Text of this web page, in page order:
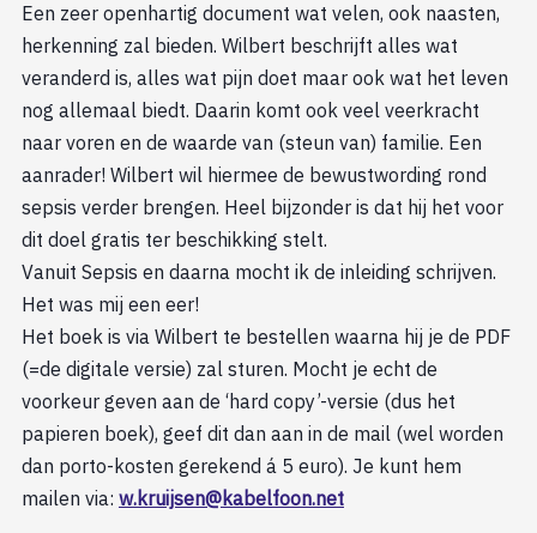
Een zeer openhartig document wat velen, ook naasten,
herkenning zal bieden. Wilbert beschrijft alles wat
veranderd is, alles wat pijn doet maar ook wat het leven
nog allemaal biedt. Daarin komt ook veel veerkracht
naar voren en de waarde van (steun van) familie. Een
aanrader! Wilbert wil hiermee de bewustwording rond
sepsis verder brengen. Heel bijzonder is dat hij het voor
dit doel gratis ter beschikking stelt.
Vanuit Sepsis en daarna mocht ik de inleiding schrijven.
Het was mij een eer!
Het boek is via Wilbert te bestellen waarna hij je de PDF
(=de digitale versie) zal sturen. Mocht je echt de
voorkeur geven aan de ‘hard copy’-versie (dus het
papieren boek), geef dit dan aan in de mail (wel worden
dan porto-kosten gerekend á 5 euro). Je kunt hem
mailen via: w.kruijsen@kabelfoon.net